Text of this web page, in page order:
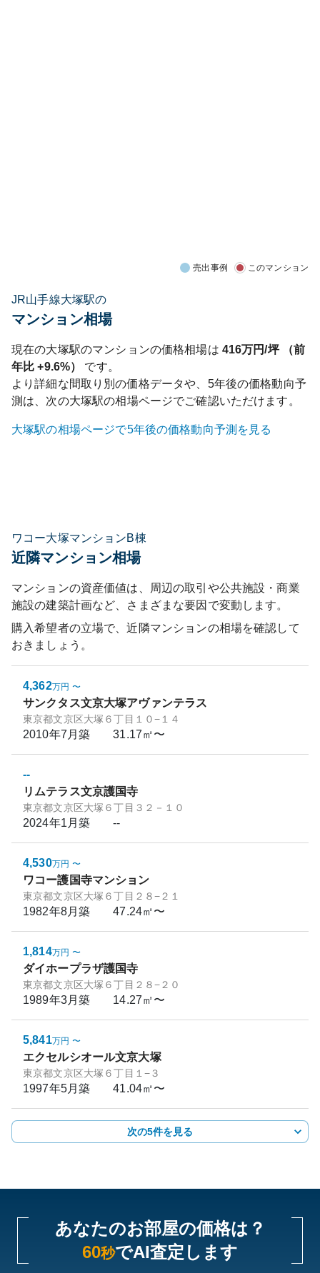
売出事例 このマンション
JR山手線大塚駅の
マンション相場
現在の大塚駅のマンションの価格相場は 416万円/坪 （前
年比+9.6%）
です。
より詳細な間取り別の価格データや、5年後の価格動向予
測は、次の大塚駅の相場ページでご確認いただけます。
大塚駅の相場ページで5年後の価格動向予測を見る
ワコー大塚マンションB棟
近隣マンション相場
マンションの資産価値は、周辺の取引や公共施設・商業
施設の建築計画など、さまざまな要因で変動します。
購入希望者の立場で、近隣マンションの相場を確認して
おきましょう。
4,362万円 〜
サンクタス文京大塚アヴァンテラス
東京都文京区大塚６丁目１０−１４
2010年7月築 31.17㎡〜
--
リムテラス文京護国寺
東京都文京区大塚６丁目３２－１０
2024年1月築 --
4,530万円 〜
ワコー護国寺マンション
東京都文京区大塚６丁目２８−２１
1982年8月築 47.24㎡〜
1,814万円 〜
ダイホープラザ護国寺
東京都文京区大塚６丁目２８−２０
1989年3月築 14.27㎡〜
5,841万円 〜
エクセルシオール文京大塚
東京都文京区大塚６丁目１−３
1997年5月築 41.04㎡〜
次の5件を見る
あなたのお部屋の価格は？
60秒でAI査定します